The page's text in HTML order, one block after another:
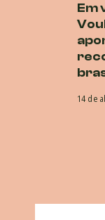
Em
14 de